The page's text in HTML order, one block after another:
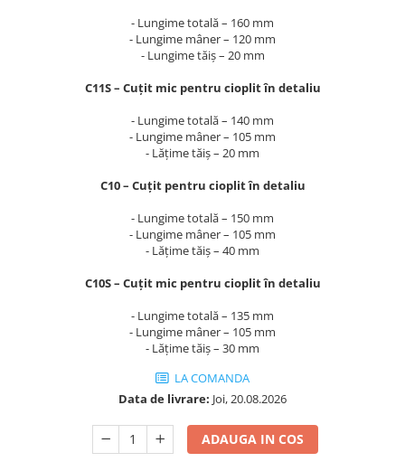
- Lungime totală – 160 mm
- Lungime mâner – 120 mm
- Lungime tăiș – 20 mm
C11S – Cuțit mic pentru cioplit în detaliu
- Lungime totală – 140 mm
- Lungime mâner – 105 mm
- Lățime tăiș – 20 mm
C10 – Cuțit pentru cioplit în detaliu
- Lungime totală – 150 mm
- Lungime mâner – 105 mm
- Lățime tăiș – 40 mm
C10S – Cuțit mic pentru cioplit în detaliu
- Lungime totală – 135 mm
- Lungime mâner – 105 mm
- Lățime tăiș – 30 mm
LA COMANDA
Data de livrare: Joi, 20.08.2026
ADAUGA IN COS